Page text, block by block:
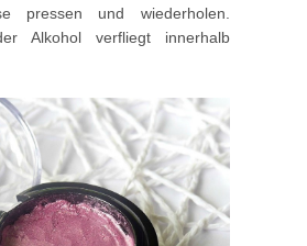
pressen und wiederholen.
Alkohol verfliegt innerhalb